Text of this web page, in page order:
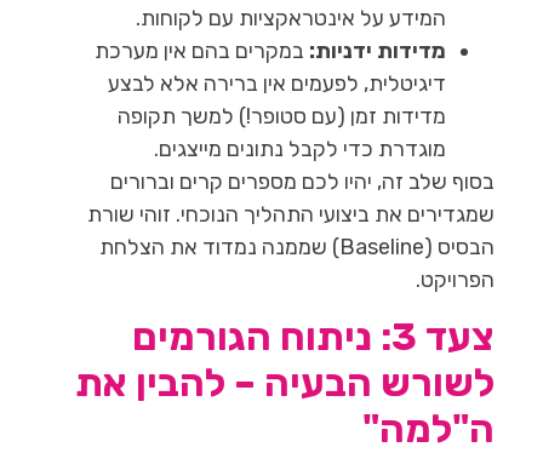
המידע על אינטראקציות עם לקוחות.
מדידות ידניות: במקרים בהם אין מערכת
דיגיטלית, לפעמים אין ברירה אלא לבצע
מדידות זמן (עם סטופר!) למשך תקופה
מוגדרת כדי לקבל נתונים מייצגים.
בסוף שלב זה, יהיו לכם מספרים קרים וברורים
שמגדירים את ביצועי התהליך הנוכחי. זוהי שורת
הבסיס (Baseline) שממנה נמדוד את הצלחת
הפרויקט.
צעד 3: ניתוח הגורמים
לשורש הבעיה – להבין את
ה"למה"